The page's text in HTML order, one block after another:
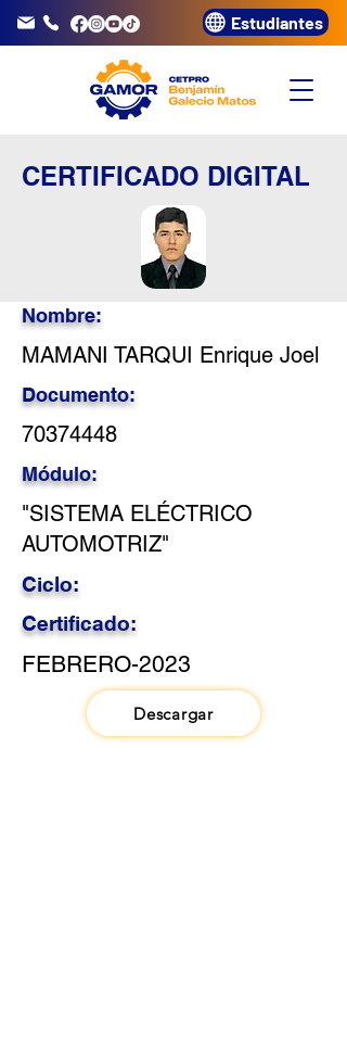
3320072 Estudiantes
CERTIFICADO DIGITAL
Nombre:
MAMANI TARQUI Enrique Joel
Documento:
70374448
Módulo:
"SISTEMA ELÉCTRICO
AUTOMOTRIZ"
Ciclo:
Certificado:
FEBRERO-2023
Descargar